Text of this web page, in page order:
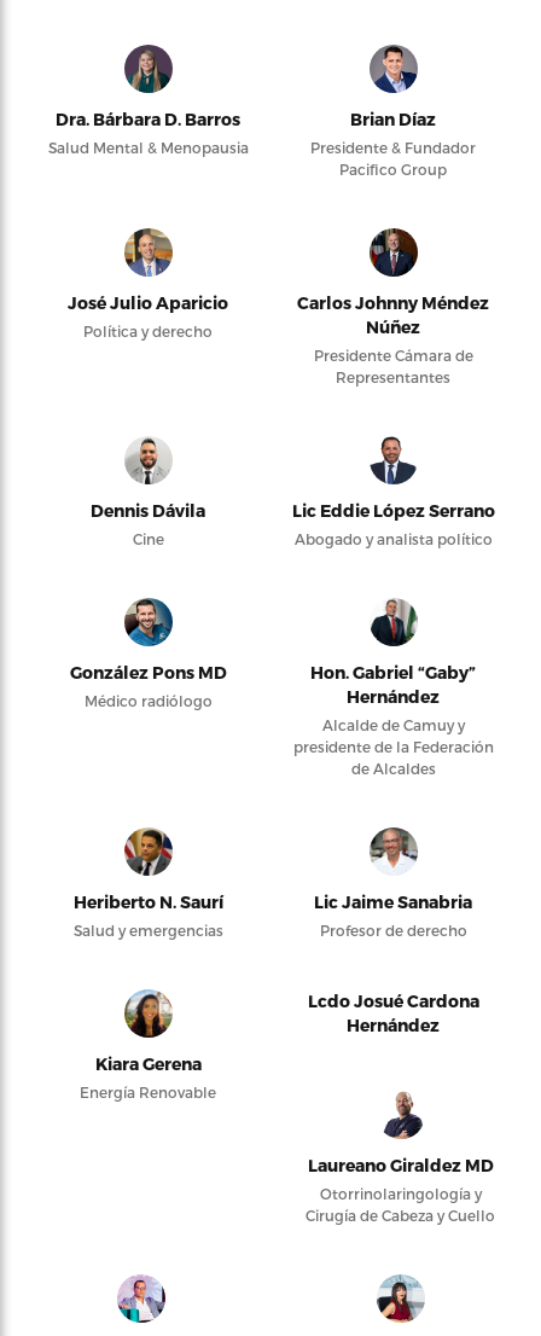
Dra. Bárbara D. Barros
Salud Mental & Menopausia
Brian Díaz
Presidente & Fundador
Pacifico Group
José Julio Aparicio
Política y derecho
Carlos Johnny Méndez
Núñez
Presidente Cámara de
Representantes
Dennis Dávila
Cine
Lic Eddie López Serrano
Abogado y analista político
González Pons MD
Médico radiólogo
Hon. Gabriel “Gaby”
Hernández
Alcalde de Camuy y
presidente de la Federación
de Alcaldes
Heriberto N. Saurí
Salud y emergencias
Lic Jaime Sanabria
Profesor de derecho
Kiara Gerena
Energía Renovable
Lcdo Josué Cardona
Hernández
Laureano Giraldez MD
Otorrinolaringología y
Cirugía de Cabeza y Cuello